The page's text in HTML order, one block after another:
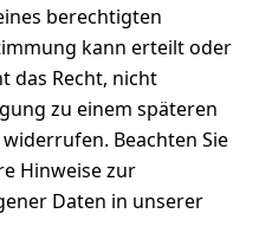
berechtigten
kann erteilt oder
das Recht, nicht
zu einem späteren
Beachten Sie
Hinweise zur
Daten in unserer